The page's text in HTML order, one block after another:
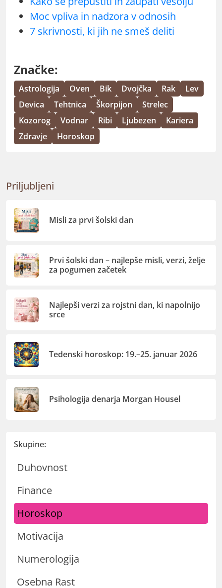
Moc vpliva in nadzora v odnosih
7 skrivnosti, ki jih ne smeš deliti
Značke:
Astrologija Oven Bik Dvojčka Rak
Lev
Devica
Tehtnica Škorpijon
Strelec
Kozorog
Vodnar Ribi Ljubezen
Kariera
Zdravje
Horoskop
Priljubljeni
Misli za prvi šolski dan
Prvi šolski dan – najlepše misli, verzi, želje
za pogumen začetek
Najlepši verzi za rojstni dan, ki napolnijo
srce
Tedenski horoskop: 19.–25. januar 2026
Psihologija denarja Morgan Housel
Skupine:
Duhovnost
Finance
Horoskop
Motivacija
Numerologija
Osebna Rast